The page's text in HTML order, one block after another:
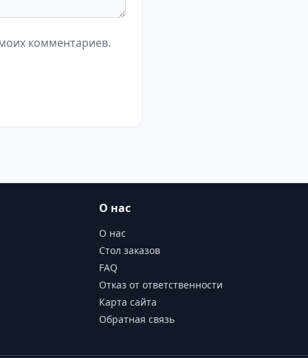
комментариев.
О нас
О нас
Стол заказов
FAQ
Отказ от ответственности
Карта сайта
Обратная связь